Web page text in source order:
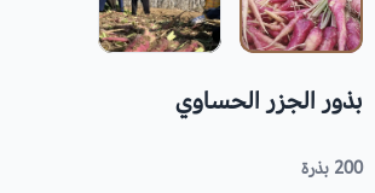
بذور الجزر الحساوي
200 بذرة